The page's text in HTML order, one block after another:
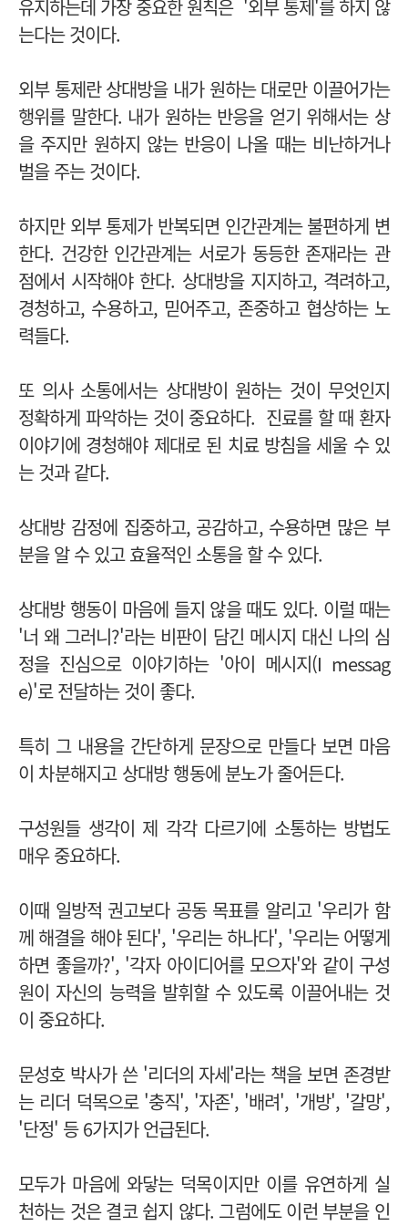
유지하는데 가장 중요한 원칙은 '외부 통제'를 하지 않
는다는 것이다.
외부 통제란 상대방을 내가 원하는 대로만 이끌어가는
행위를 말한다. 내가 원하는 반응을 얻기 위해서는 상
을 주지만 원하지 않는 반응이 나올 때는 비난하거나
벌을 주는 것이다.
하지만 외부 통제가 반복되면 인간관계는 불편하게 변
한다. 건강한 인간관계는 서로가 동등한 존재라는 관
점에서 시작해야 한다. 상대방을 지지하고, 격려하고,
경청하고, 수용하고, 믿어주고, 존중하고 협상하는 노
력들다.
또 의사 소통에서는 상대방이 원하는 것이 무엇인지
정확하게 파악하는 것이 중요하다. 진료를 할 때 환자
이야기에 경청해야 제대로 된 치료 방침을 세울 수 있
는 것과 같다.
상대방 감정에 집중하고, 공감하고, 수용하면 많은 부
분을 알 수 있고 효율적인 소통을 할 수 있다.
상대방 행동이 마음에 들지 않을 때도 있다. 이럴 때는
'너 왜 그러니?'라는 비판이 담긴 메시지 대신 나의 심
정을 진심으로 이야기하는 '아이 메시지(I messag
e)'로 전달하는 것이 좋다.
특히 그 내용을 간단하게 문장으로 만들다 보면 마음
이 차분해지고 상대방 행동에 분노가 줄어든다.
구성원들 생각이 제 각각 다르기에 소통하는 방법도
매우 중요하다.
이때 일방적 권고보다 공동 목표를 알리고 '우리가 함
께 해결을 해야 된다', '우리는 하나다', '우리는 어떻게
하면 좋을까?', '각자 아이디어를 모으자'와 같이 구성
원이 자신의 능력을 발휘할 수 있도록 이끌어내는 것
이 중요하다.
문성호 박사가 쓴 '리더의 자세'라는 책을 보면 존경받
는 리더 덕목으로 '충직', '자존', '배려', '개방', '갈망',
'단정' 등 6가지가 언급된다.
모두가 마음에 와닿는 덕목이지만 이를 유연하게 실
천하는 것은 결코 쉽지 않다. 그럼에도 이런 부분을 인